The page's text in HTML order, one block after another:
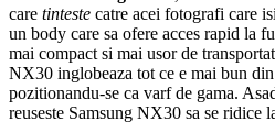
care tinteste catre acei fotografi care
un body care sa ofere acces rapid la
mai compact si mai usor de
NX30 inglobeaza tot ce e mai bun
pozitionandu-se ca varf de gama.
reuseste Samsung NX30 sa se ridice